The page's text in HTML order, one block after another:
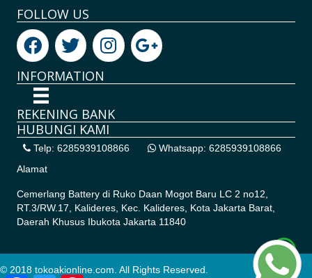
FOLLOW US
INFORMATION
REKENING BANK
HUBUNGI KAMI
Telp: 6285939108866
Whatsapp: 6285939108866
Alamat
Cemerlang Battery di Ruko Daan Mogot Baru LC 2 no12,
RT.3/RW.17, Kalideres, Kec. Kalideres, Kota Jakarta Barat,
Daerah Khusus Ibukota Jakarta 11840
© 2018 tokoakionline.com. All Rights Reserved.